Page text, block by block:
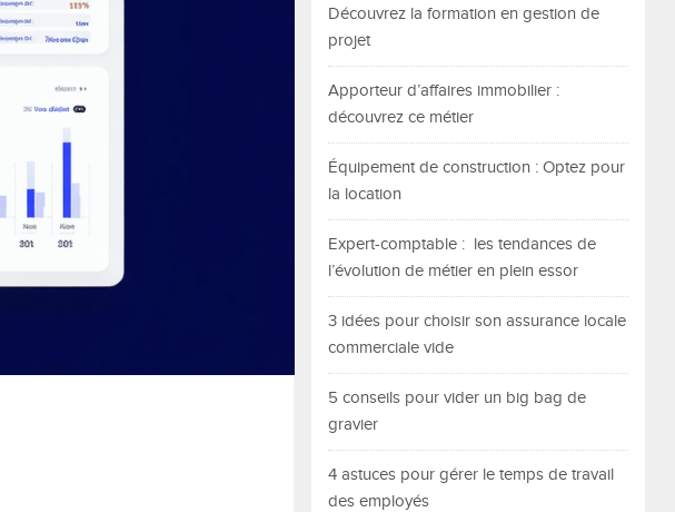
Découvrez la formation en gestion de
projet
Apporteur d’affaires immobilier :
découvrez ce métier
Équipement de construction : Optez pour
la location
Expert-comptable : les tendances de
l’évolution de métier en plein essor
3 idées pour choisir son assurance locale
commerciale vide
5 conseils pour vider un big bag de
gravier
4 astuces pour gérer le temps de travail
des employés